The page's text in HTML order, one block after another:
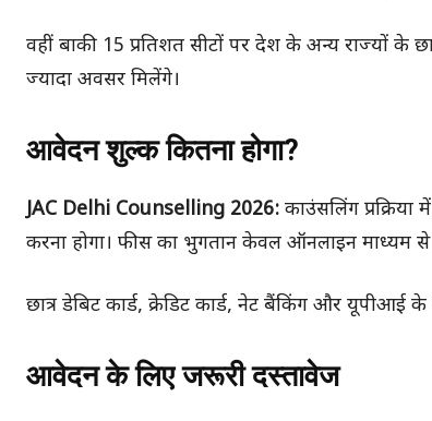
वहीं बाकी 15 प्रतिशत सीटों पर देश के अन्य राज्यों के
ज्यादा अवसर मिलेंगे।
आवेदन शुल्क कितना होगा?
JAC Delhi Counselling 2026: काउंसलिंग
करना होगा। फीस का भुगतान केवल ऑनलाइन माध्यम से
छात्र डेबिट कार्ड, क्रेडिट कार्ड, नेट बैंकिंग और
आवेदन के लिए जरूरी दस्तावेज